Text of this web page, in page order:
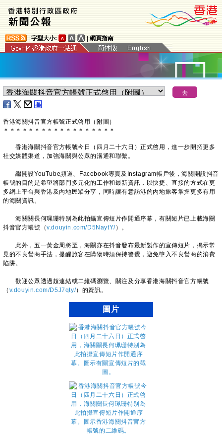
字型大小: 網頁指南
香港海關抖音官方帳號正式啓用（附圖）
＊ ＊ ＊ ＊ ＊ ＊ ＊ ＊ ＊ ＊ ＊ ＊ ＊ ＊ ＊ ＊ ＊ ＊
香港海關抖音官方帳號今日（四月二十六日）正式啓用，進一步開拓更多
社交媒體渠道，加強海關與公眾的溝通和聯繫。
繼開設YouTube頻道、Facebook專頁及Instagram帳戶後，海關開設抖音
帳號的目的是希望將部門多元化的工作和最新資訊，以快捷、直接的方式在更
多網上平台與香港及內地民眾分享，同時讓有意訪港的內地旅客掌握更多有用
的海關資訊。
海關關長何珮珊特别為此拍攝宣傳短片作開通序幕，有關短片已上載海關
抖音官方帳號（v.douyin.com/D5NaytY/）。
此外，五一黃金周將至，海關亦在抖音發布最新製作的宣傳短片，揭示常
見的不良營商手法，提醒旅客在購物時須保持警覺，避免墮入不良營商的消費
陷阱。
歡迎公眾透過超連結或二維碼瀏覽、關注及分享香港海關抖音官方帳號
（ v.douyin.com/D5J7qty/）的資訊。
圖片